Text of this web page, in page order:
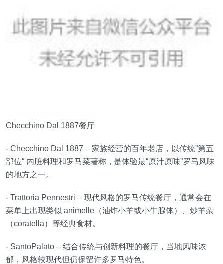
Checchino Dal 1887餐厅
- Checchino Dal 1887 – 家族经营的百年老店，以传统”第五
部位“ 内脏料理和罗马菜著称，是体验最“原汁原味”罗马风味
的地方之一。
- Trattoria Pennestri – 现代风格的罗马传统餐厅，通常会在
菜单上出现类似 animelle（油炸小羊或小牛腺体）、炒羊杂
（coratella）等经典食材。
- SantoPalato – 结合传统与创新料理的餐厅，当地风味浓
郁，风格较现代但仍保留许多罗马特色。